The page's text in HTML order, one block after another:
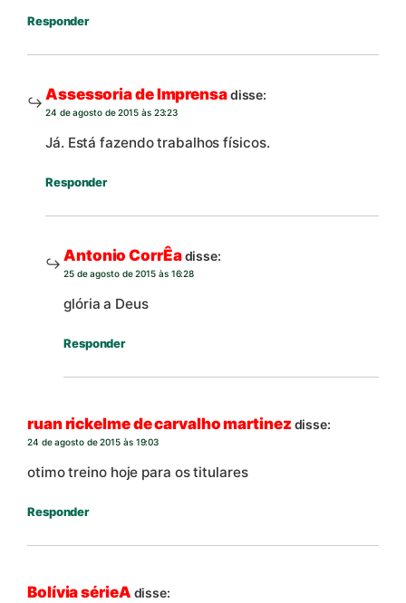
Responder
Assessoria de Imprensadisse:
24 de agosto de 2015 às 23:23
Já. Está fazendo trabalhos físicos.
Responder
Antonio CorrÊadisse:
25 de agosto de 2015 às 16:28
glória a Deus
Responder
ruan rickelme de carvalho martinez disse:
24 de agosto de 2015 às 19:03
otimo treino hoje para os titulares
Responder
Bolívia sérieA disse: